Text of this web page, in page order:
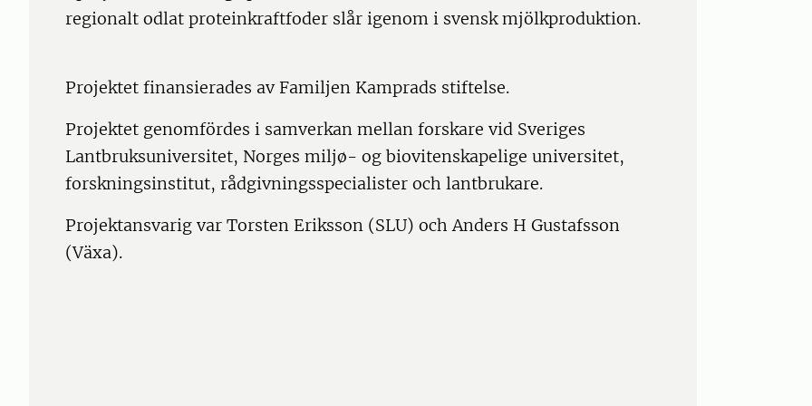
regionalt odlat proteinkraftfoder slår igenom i svensk mjölkproduktion.
Projektet finansierades av Familjen Kamprads stiftelse.
Projektet genomfördes i samverkan mellan forskare vid Sveriges
Lantbruksuniversitet, Norges miljø- og biovitenskapelige universitet,
forskningsinstitut, rådgivningsspecialister och lantbrukare.
Projektansvarig var Torsten Eriksson (SLU) och Anders H Gustafsson
(Växa).